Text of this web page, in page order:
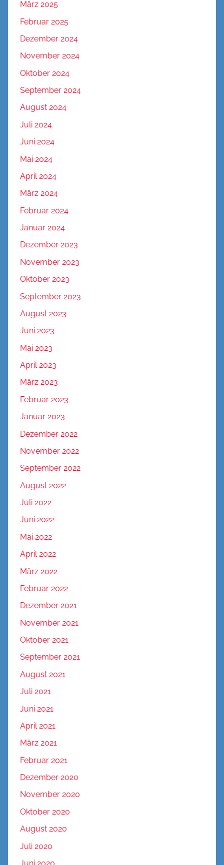
März 2025
Februar 2025
Dezember 2024
November 2024
Oktober 2024
September 2024
August 2024
Juli 2024
Juni 2024
Mai 2024
April 2024
März 2024
Februar 2024
Januar 2024
Dezember 2023
November 2023
Oktober 2023
September 2023
August 2023
Juni 2023
Mai 2023
April 2023
März 2023
Februar 2023
Januar 2023
Dezember 2022
November 2022
September 2022
August 2022
Juli 2022
Juni 2022
Mai 2022
April 2022
März 2022
Februar 2022
Dezember 2021
November 2021
Oktober 2021
September 2021
August 2021
Juli 2021
Juni 2021
April 2021
März 2021
Februar 2021
Dezember 2020
November 2020
Oktober 2020
August 2020
Juli 2020